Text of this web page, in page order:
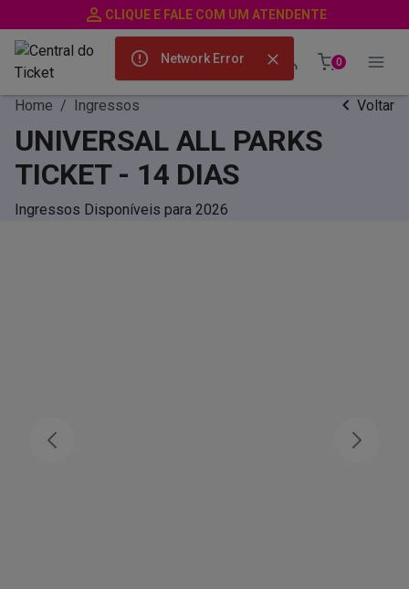
CLIQUE E FALE COM UM ATENDENTE
0
Home / Ingressos Voltar
UNIVERSAL ALL PARKS
TICKET - 14 DIAS
Ingressos Disponíveis para 2026
Network Error